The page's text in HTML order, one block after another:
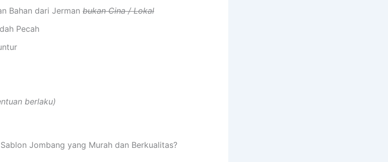
Bahan dari Jerman bukan Cina / Lokal
Pecah
berlaku)
Jombang yang Murah dan Berkualitas?